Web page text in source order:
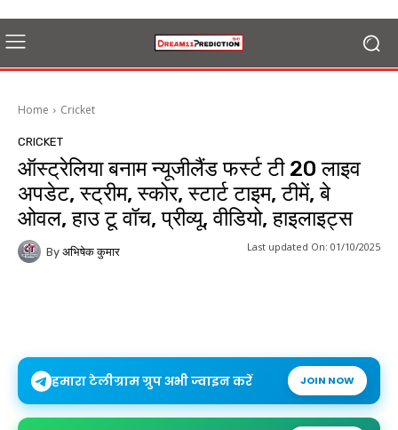
Home Cricket
CRICKET
ऑस्ट्रेलिया बनाम न्यूजीलैंड फर्स्ट टी 20 लाइव
अपडेट, स्ट्रीम, स्कोर, स्टार्ट टाइम, टीमें, बे
ओवल, हाउ टू वॉच, प्रीव्यू, वीडियो, हाइलाइट्स
By अभिषेक कुमार Last updated On: 01/10/2025
हमारा टेलीग्राम ग्रुप अभी ज्वाइन करें JOIN NOW